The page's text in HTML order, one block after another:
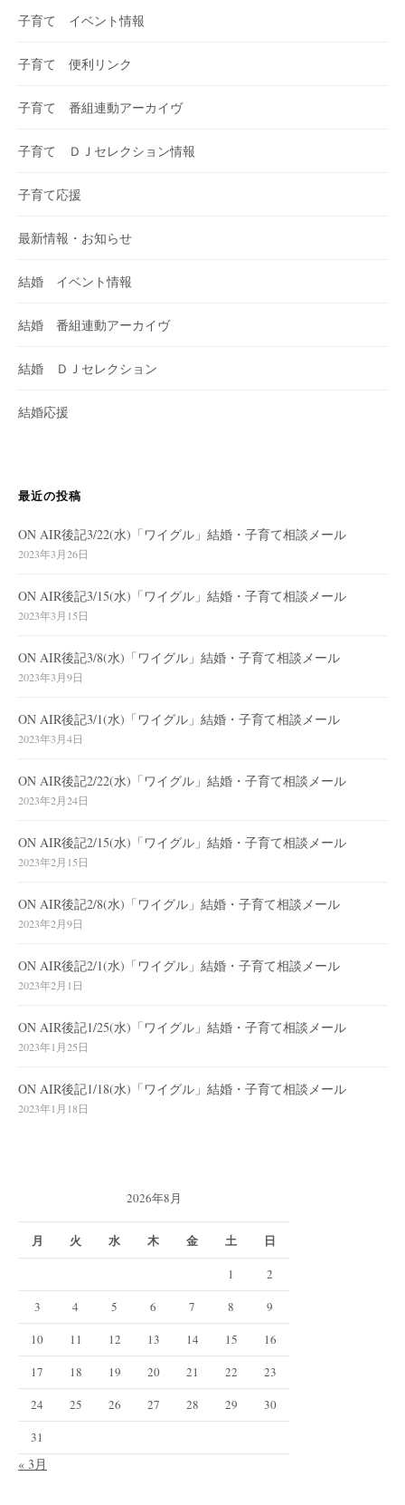
子育て イベント情報
子育て 便利リンク
子育て 番組連動アーカイヴ
子育て ＤＪセレクション情報
子育て応援
最新情報・お知らせ
結婚 イベント情報
結婚 番組連動アーカイヴ
結婚 ＤＪセレクション
結婚応援
最近の投稿
ON AIR後記3/22(水)「ワイグル」結婚・子育て相談メール
2023年3月26日
ON AIR後記3/15(水)「ワイグル」結婚・子育て相談メール
2023年3月15日
ON AIR後記3/8(水)「ワイグル」結婚・子育て相談メール
2023年3月9日
ON AIR後記3/1(水)「ワイグル」結婚・子育て相談メール
2023年3月4日
ON AIR後記2/22(水)「ワイグル」結婚・子育て相談メール
2023年2月24日
ON AIR後記2/15(水)「ワイグル」結婚・子育て相談メール
2023年2月15日
ON AIR後記2/8(水)「ワイグル」結婚・子育て相談メール
2023年2月9日
ON AIR後記2/1(水)「ワイグル」結婚・子育て相談メール
2023年2月1日
ON AIR後記1/25(水)「ワイグル」結婚・子育て相談メール
2023年1月25日
ON AIR後記1/18(水)「ワイグル」結婚・子育て相談メール
2023年1月18日
2026年8月
月 火 水 木 金 土 日
1
2
3
4 5 6 7 8
9
10
11 12 13 14 15
16
17
18 19 20 21 22
23
24
25 26 27 28 29
30
31
« 3月